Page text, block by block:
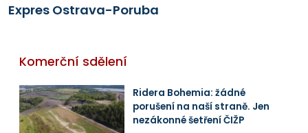
Expres Ostrava-Poruba
Komerční sdělení
Ridera Bohemia: žádné
porušení na naší straně. Jen
nezákonné šetření ČIŽP